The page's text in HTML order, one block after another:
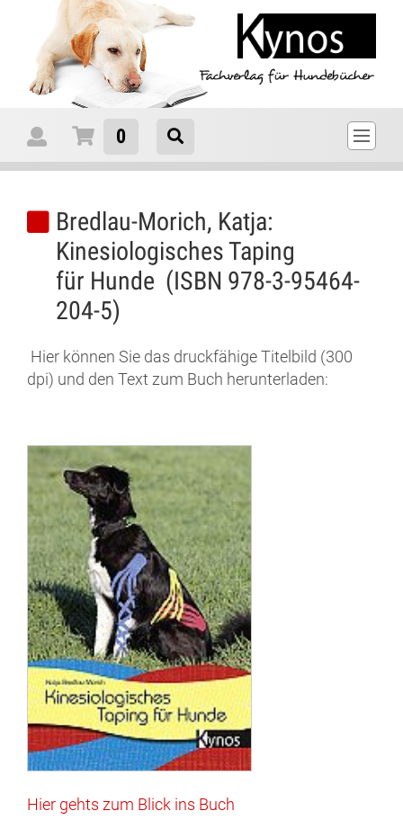
Bredlau-Morich, Katja:
Kinesiologisches Taping
für Hunde (ISBN 978-3-95464-
204-5)
Hier können Sie das druckfähige Titelbild (300
dpi) und den Text zum Buch herunterladen:
Hier gehts zum Blick ins Buch
0